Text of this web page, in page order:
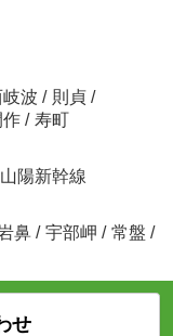
波 / 則貞 /
作 / 寿町
山陽新幹線
鼻 / 宇部岬 / 常盤 /
せ